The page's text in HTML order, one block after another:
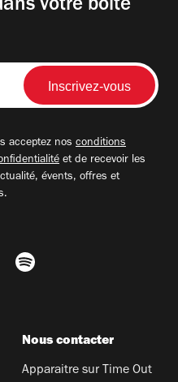
votre boite
acceptez nos conditions
et de recevoir les
évents, offres et
Nous contacter
Apparaitre sur Time Out